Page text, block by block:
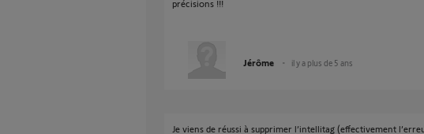
précisions !!!
Jérôme il y a plus de 5 ans
Je viens de réussi à supprimer l’intellitag (effectivement